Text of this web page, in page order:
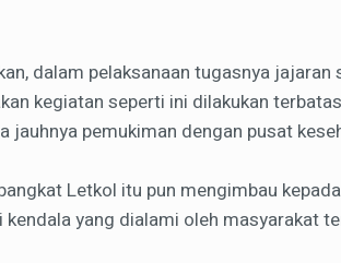
dalam pelaksanaan tugasnya jajaran
kegiatan seperti ini dilakukan
jauhnya pemukiman dengan pusat
Letkol itu pun mengimbau
yang dialami oleh masyarakat